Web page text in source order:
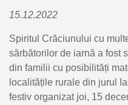
15.12.2022
Spiritul Crăciunului cu
sărbătorilor de iarnă a fost
din familii cu posibilități
localitățile rurale din jurul
festiv organizat joi, 15